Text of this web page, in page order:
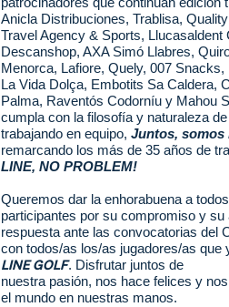
patrocinadores que continúan edición
Anicla Distribuciones, Trablisa,
Travel Agency & Sports,
Descanshop, AXA Simó Llabres,
Menorca, Lafiore, Quely, 007
La Vida Dolça, Embotits Sa Caldera,
Palma, Raventós Codorníu y Mahou
cumpla con la filosofía y naturaleza
trabajando en equipo, Juntos, somos
remarcando los más de 35 años de
LINE, NO PROBLEM!
Queremos dar la enhorabuena a
participantes por su compromiso y
respuesta ante las convocatorias del
con todos/as los/as jugadores/as que
LINE GOLF. Disfrutar juntos de
nuestra pasión, nos hace felices y
el mundo en nuestras manos.